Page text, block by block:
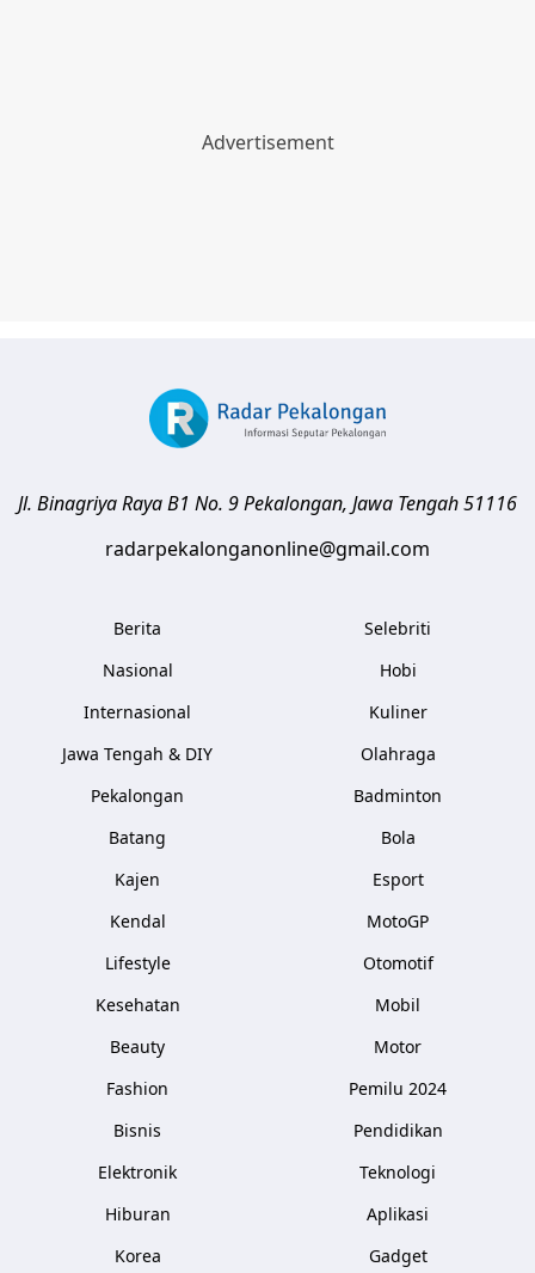
Jl. Binagriya Raya B1 No. 9Pekalongan, Jawa Tengah51116
radarpekalonganonline@gmail.com
Berita
Nasional
Internasional
Jawa Tengah & DIY
Pekalongan
Batang
Kajen
Kendal
Lifestyle
Kesehatan
Beauty
Fashion
Bisnis
Elektronik
Hiburan
Korea
Selebriti
Hobi
Kuliner
Olahraga
Badminton
Bola
Esport
MotoGP
Otomotif
Mobil
Motor
Pemilu 2024
Pendidikan
Teknologi
Aplikasi
Gadget